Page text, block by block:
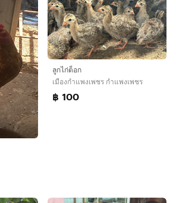
ลูกไก่ต็อก
เมืองกำแพงเพชร กำแพงเพชร
฿ 100